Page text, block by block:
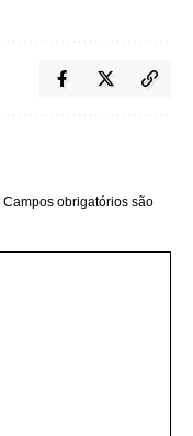
Campos obrigatórios são